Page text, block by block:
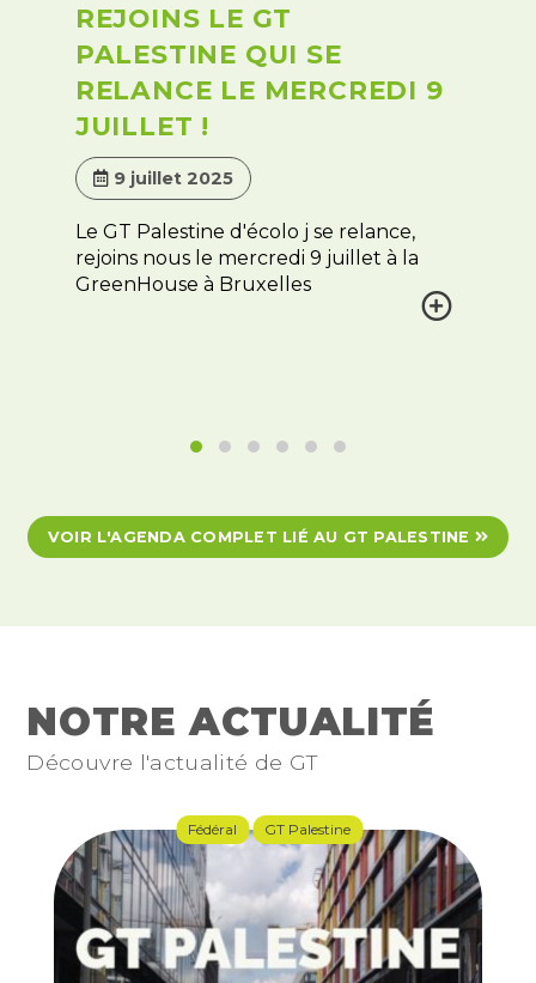
REJOINS LE GT
PALESTINE QUI SE
RELANCE LE MERCREDI 9
JUILLET !
9 juillet 2025
Le GT Palestine d'écolo j se relance,
rejoins nous le mercredi 9 juillet à la
GreenHouse à Bruxelles
VOIR L'AGENDA COMPLET LIÉ AU GT PALESTINE
NOTRE ACTUALITÉ
Découvre l'actualité de GT
Fédéral GT Palestine